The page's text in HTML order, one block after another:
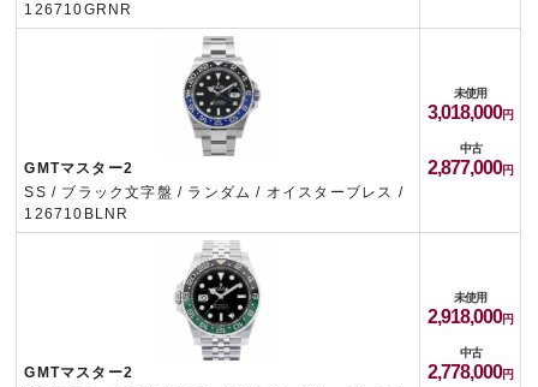
126710GRNR
GMTマスター2
SS / ブラック文字盤 / ランダム / オイスターブレス /
126710BLNR
未使用
3,018,000
中古
2,877,000
GMTマスター2
未使用
2,918,000
中古
2,778,000